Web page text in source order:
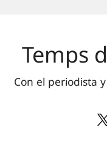
Temps
Con el periodista